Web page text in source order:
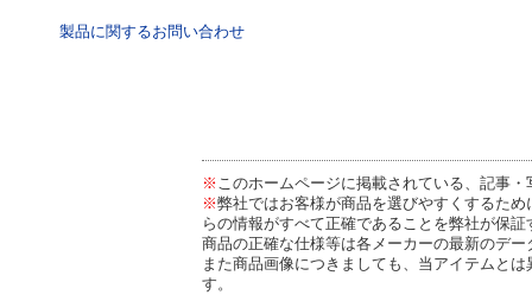
製品に関するお問い合わせ
※ このホームページに掲載されている、記事
※弊社ではお客様が商品を選びやすくするた
らの情報がすべて正確であることを弊社が保
商品の正確な仕様等は各メーカーの最新のデ
また商品画像につきましても、当アイテムと
す。